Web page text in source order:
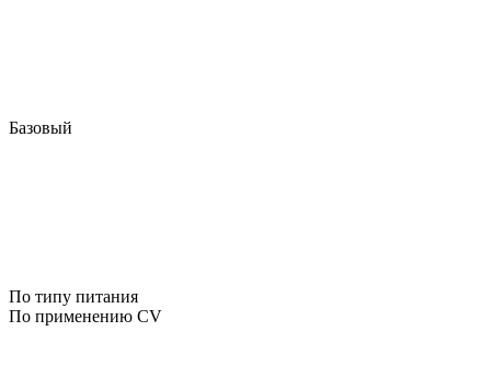
Базовый
По типу питания
По применению CV